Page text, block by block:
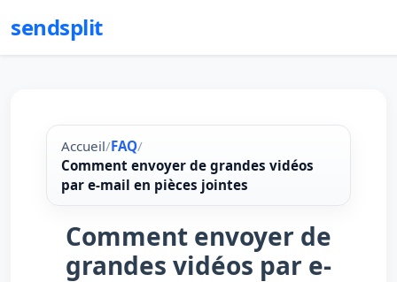
sendsplit
Accueil/FAQ/
Comment envoyer de grandes vidéos
par e-mail en pièces jointes
Comment envoyer de
grandes vidéos par e-